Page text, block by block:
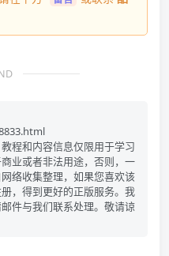
程和内容信息仅限用于学习
业或者非法用途，否则，一
络收集整理，如果您喜欢该
，得到更好的正版服务。我
件与我们联系处理。敬请谅